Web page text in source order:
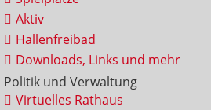
Aktiv
Hallenfreibad
Downloads, Links und mehr
Politik und Verwaltung
Virtuelles Rathaus